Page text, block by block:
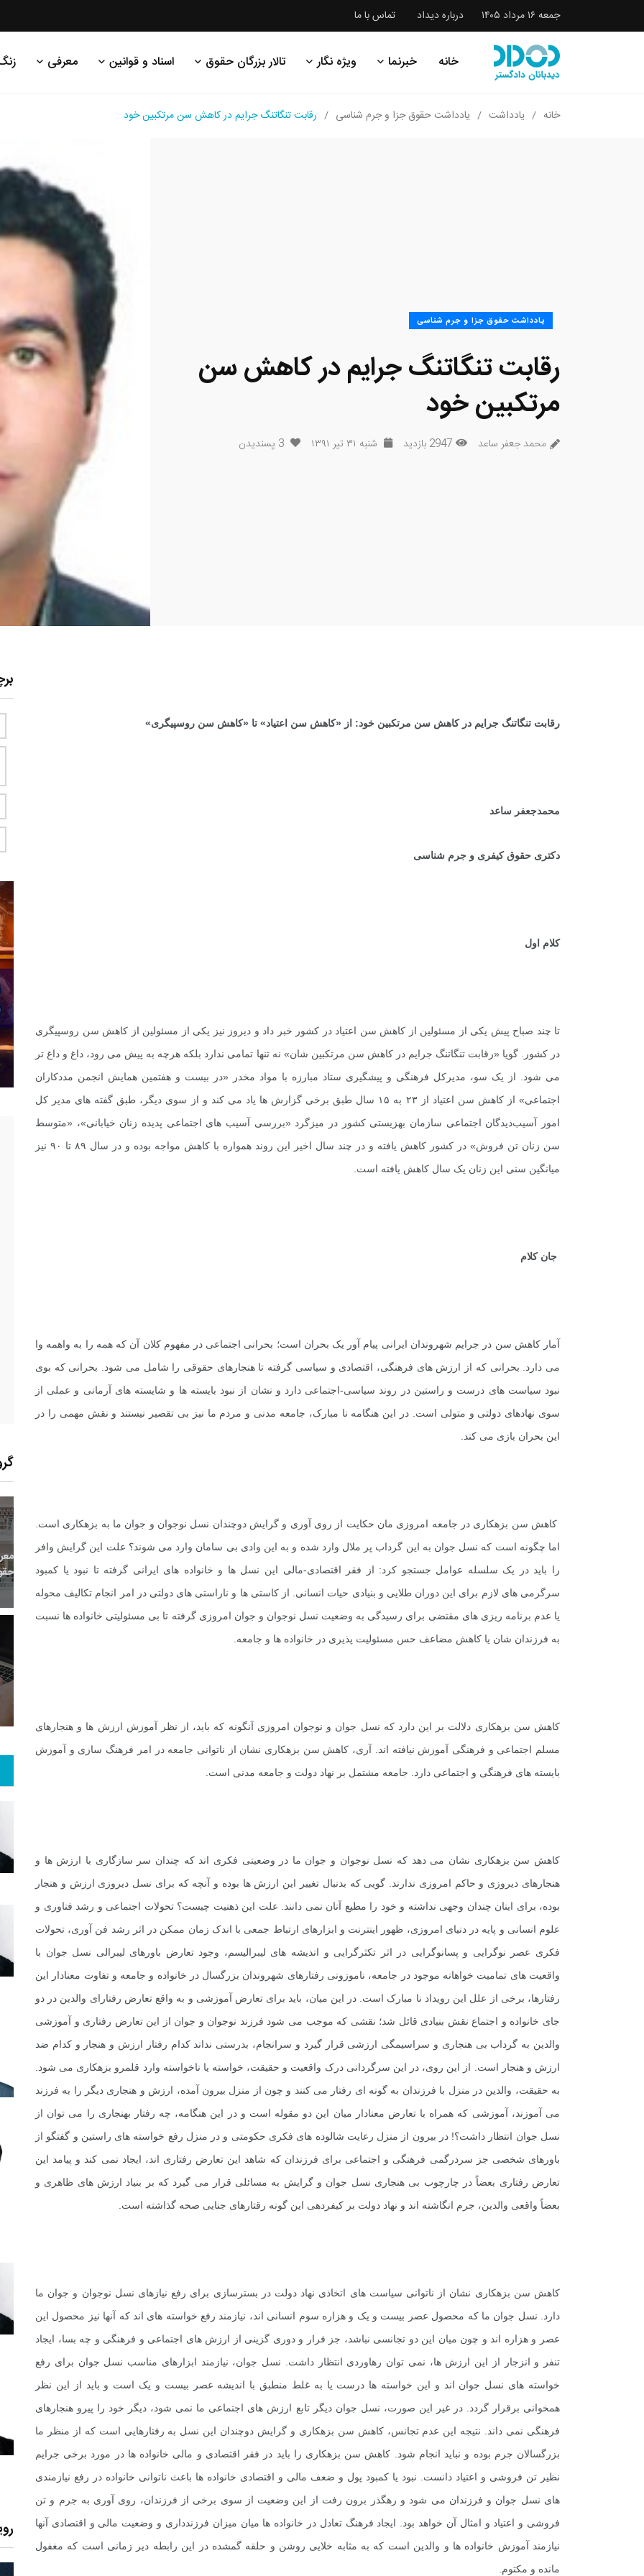
جمعه ۱۶ مرداد ۱۴۰۵ درباره دیداد تماس با ما
خانه خبرنما ویژه نگار تالار بزرگان حقوق اسناد و قوانین معرفی
خانه یادداشت یادداشت حقوق جزا و جرم شناسی رقابت تنگاتنگ جرایم در کاهش سن مرتکبین خود
یادداشت حقوق جزا و جرم شناسی
رقابت تنگاتنگ جرایم در کاهش سن
مرتکبین خود
محمد جعفر ساعد 2947 بازدید شنبه ۳۱ تیر ۱۳۹۱ 3 پسندیدن
رقابت تنگاتنگ جرایم در کاهش سن مرتکبین خود: از «کاهش سن اعتیاد» تا «کاهش سن روسپیگری»
محمدجعفر ساعد
دکتری حقوق کیفری و جرم شناسی
کلام اول
تا چند صباح پیش یکی از مسئولین از کاهش سن اعتیاد در کشور خبر داد و دیروز نیز یکی از مسئولین از کاهش سن روسپیگری
در کشور. گویا «رقابت تنگاتنگ جرایم در کاهش سن مرتکبین شان» نه تنها تمامی ندارد بلکه هرچه به پیش می رود، داغ و داغ تر
می شود. از یک سو، مدیرکل فرهنگی و پیشگیری ستاد مبارزه با مواد مخدر «در بیست و هفتمین همایش انجمن مددکاران
اجتماعی» از کاهش سن اعتیاد از ۲۳ به ۱۵ سال طبق برخی گزارش ‌ها یاد می کند و از سوی دیگر، طبق گفته های مدیر کل
امور آسیب‌دیدگان اجتماعی سازمان بهزیستی کشور در میزگرد «بررسی آسیب های اجتماعی پدیده زنان خیابانی»، «متوسط
سن زنان تن فروش» در کشور کاهش یافته و در چند سال اخیر این روند همواره با کاهش مواجه بوده و در سال ۸۹ تا ۹۰ نیز
میانگین سنی این زنان یک سال کاهش یافته است.
جان کلام
آمار کاهش سن در جرایم شهروندان ایرانی پیام آور یک بحران است؛ بحرانی اجتماعی در مفهوم کلان آن که همه را به واهمه وا
می دارد. بحرانی که از ارزش های فرهنگی، اقتصادی و سیاسی گرفته تا هنجارهای حقوقی را شامل می شود. بحرانی که بوی
نبود سیاست های درست و راستین در روند سیاسی-اجتماعی دارد و نشان از نبود بایسته ها و شایسته های آرمانی و عملی از
سوی نهادهای دولتی و متولی است. در این هنگامه نا مبارک، جامعه مدنی و مردم ما نیز بی تقصیر نیستند و نقش مهمی را در
این بحران بازی می کند.
کاهش سن بزهکاری در جامعه امروزی مان حکایت از روی آوری و گرایش دوچندان نسل نوجوان و جوان ما به بزهکاری است.
اما چگونه است که نسل جوان به این گرداب پر ملال وارد شده و به این وادی بی سامان وارد می شوند؟ علت این گرایش وافر
را باید در یک سلسله عوامل جستجو کرد: از فقر اقتصادی-مالی این نسل ها و خانواده های ایرانی گرفته تا نبود یا کمبود
سرگرمی های لازم برای این دوران طلایی و بنیادی حیات انسانی. از کاستی ها و ناراستی های دولتی در امر انجام تکالیف محوله
یا عدم برنامه ریزی های مقتضی برای رسیدگی به وضعیت نسل نوجوان و جوان امروزی گرفته تا بی مسئولیتی خانواده ها نسبت
به فرزندان شان یا کاهش مضاعف حس مسئولیت پذیری در خانواده ها و جامعه.
کاهش سن بزهکاری دلالت بر این دارد که نسل جوان و نوجوان امروزی آنگونه که باید، از نظر آموزش ارزش ها و هنجارهای
مسلم اجتماعی و فرهنگی آموزش نیافته اند. آری، کاهش سن بزهکاری نشان از ناتوانی جامعه در امر فرهنگ سازی و آموزش
بایسته های فرهنگی و اجتماعی دارد. جامعه مشتمل بر نهاد دولت و جامعه مدنی است.
کاهش سن بزهکاری نشان می دهد که نسل نوجوان و جوان ما در وضعیتی فکری اند که چندان سر سازگاری با ارزش ها و
هنجارهای دیروزی و حاکم امروزی ندارند. گویی که بدنبال تغییر این ارزش ها بوده و آنچه که برای نسل دیروزی ارزش و هنجار
بوده، برای اینان چندان وجهی نداشته و خود را مطیع آنان نمی دانند. علت این ذهنیت چیست؟ تحولات اجتماعی و رشد فناوری و
علوم انسانی و پایه در دنیای امروزی، ظهور اینترنت و ابزارهای ارتباط جمعی با اندک زمان ممکن در اثر رشد فن آوری، تحولات
فکری عصر نوگرایی و پسانوگرایی در اثر تکثرگرایی و اندیشه های لیبرالیسم، وجود تعارض باورهای لیبرالی نسل جوان با
واقعیت های تمامیت خواهانه موجود در جامعه، ناموزونی رفتارهای شهروندان بزرگسال در خانواده و جامعه و تفاوت معنادار این
رفتارها، برخی از علل این رویداد نا مبارک است. در این میان، باید برای تعارض آموزشی و به واقع تعارض رفتارای والدین در دو
جای خانواده و اجتماع نقش بنیادی قائل شد؛ نقشی که موجب می شود فرزند نوجوان و جوان از این تعارض رفتاری و آموزشی
والدین به گرداب بی هنجاری و سراسیمگی ارزشی قرار گیرد و سرانجام، بدرستی نداند کدام رفتار ارزش و هنجار و کدام ضد
ارزش و هنجار است. از این روی، در این سرگردانی درک واقعیت و حقیقت، خواسته یا ناخواسته وارد قلمرو بزهکاری می شود.
به حقیقت، والدین در منزل با فرزندان به گونه ای رفتار می کنند و چون از منزل بیرون آمده، ارزش و هنجاری دیگر را به فرزند
می آموزند، آموزشی که همراه با تعارض معنادار میان این دو مقوله است و در این هنگامه، چه رفتار بهنجاری را می توان از
نسل جوان انتظار داشت؟! در بیرون از منزل رعایت شالوده های فکری حکومتی و در منزل رفع خواسته های راستین و گفتگو از
باورهای شخصی جز سردرگمی فرهنگی و اجتماعی برای فرزندان که شاهد این تعارض رفتاری اند، ایجاد نمی کند و پیامد این
تعارض رفتاری بعضاً در چارچوب بی هنجاری نسل جوان و گرایش به مسائلی قرار می گیرد که بر بنیاد ارزش های ظاهری و
بعضاً واقعی والدین، جرم انگاشته اند و نهاد دولت بر کیفردهی این گونه رقتارهای جنایی صحه گذاشته است.
کاهش سن بزهکاری نشان از ناتوانی سیاست های اتخاذی نهاد دولت در بسترسازی برای رفع نیازهای نسل نوجوان و جوان ما
دارد. نسل جوان ما که محصول عصر بیست و یک و هزاره سوم انسانی اند، نیازمند رفع خواسته های اند که آنها نیز محصول این
عصر و هزاره اند و چون میان این دو تجانسی نباشد، جز فرار و دوری گزینی از ارزش های اجتماعی و فرهنگی و چه بسا، ایجاد
تنفر و انزجار از این ارزش ها، نمی توان رهاوردی انتظار داشت. نسل جوان، نیازمند ابزارهای مناسب نسل جوان برای رفع
خواسته های نسل جوان اند و این خواسته ها درست یا به غلط منطبق با اندیشه عصر بیست و یک است و باید از این نظر
همخوانی برقرار گردد. در غیر این صورت، نسل جوان دیگر تابع ارزش های اجتماعی ما نمی شود، دیگر خود را پیرو هنجارهای
فرهنگی نمی داند. نتیجه این عدم تجانس، کاهش سن بزهکاری و گرایش دوچندان این نسل به رفتارهایی است که از منظر ما
بزرگسالان جرم بوده و نباید انجام شود. کاهش سن بزهکاری را باید در فقر اقتصادی و مالی خانواده ها در مورد برخی جرایم
نظیر تن فروشی و اعتیاد دانست. نبود یا کمبود پول و ضعف مالی و اقتصادی خانواده ها باعث ناتوانی خانواده در رفع نیازمندی
های نسل جوان و فرزندان می شود و رهگذر برون رفت از این وضعیت از سوی برخی از فرزندان، روی آوری به جرم و تن
فروشی و اعتیاد و امثال آن خواهد بود. ایجاد فرهنگ تعادل در خانواده ها میان میزان فرزندداری و وضعیت مالی و اقتصادی آنها
نیازمند آموزش خانواده ها و والدین است که به مثابه خلایی روشن و حلقه گمشده در این رابطه دیر زمانی است که مغفول
مانده و مکتوم.
140+
خبر
7+
راهنما
4+
معرفی منابع اینترنتی
4+
پرونده
20+
گزارش